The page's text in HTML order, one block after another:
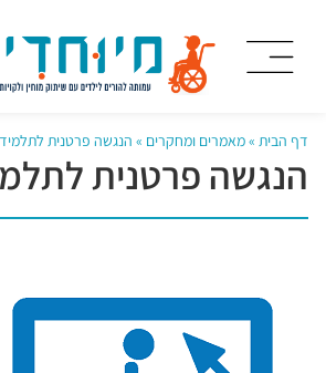
דף הבית »מאמרים ומחקרים » הנגשה פרטנית
הנגשה פרטנית